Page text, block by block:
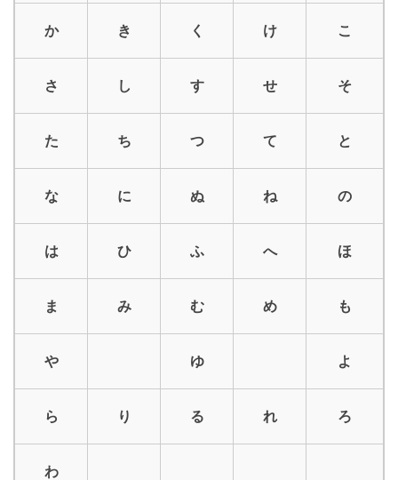
か き く け こ
さ し す せ そ
た ち つ て と
な に ぬ ね の
は ひ ふ へ ほ
ま み む め も
や ゆ よ
ら り る れ ろ
わ